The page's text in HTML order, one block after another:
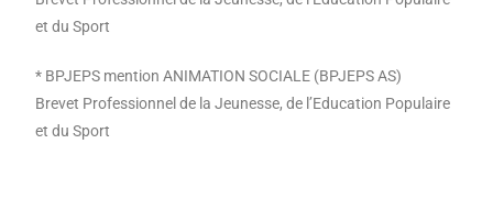
et du Sport
* BPJEPS mention ANIMATION SOCIALE (BPJEPS AS)
Brevet Professionnel de la Jeunesse, de l’Education Populaire
et du Sport